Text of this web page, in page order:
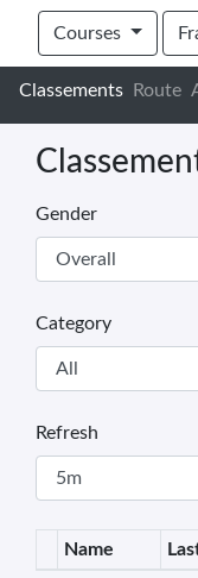
Cederberg
Courses
Classements Route
Gender
Category
Refresh
Name